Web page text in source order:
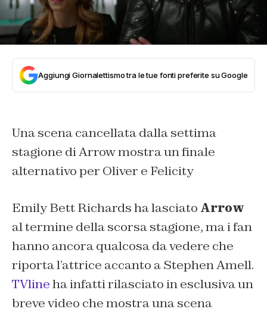
Aggiungi Giornalettismo tra le tue fonti preferite su Google
Una scena cancellata dalla settima
stagione di Arrow mostra un finale
alternativo per Oliver e Felicity
Emily Bett Richards ha lasciato Arrow
al termine della scorsa stagione, ma i fan
hanno ancora qualcosa da vedere che
riporta l’attrice accanto a Stephen Amell.
TVlineha infatti rilasciato in esclusiva un
breve video che mostra una scena